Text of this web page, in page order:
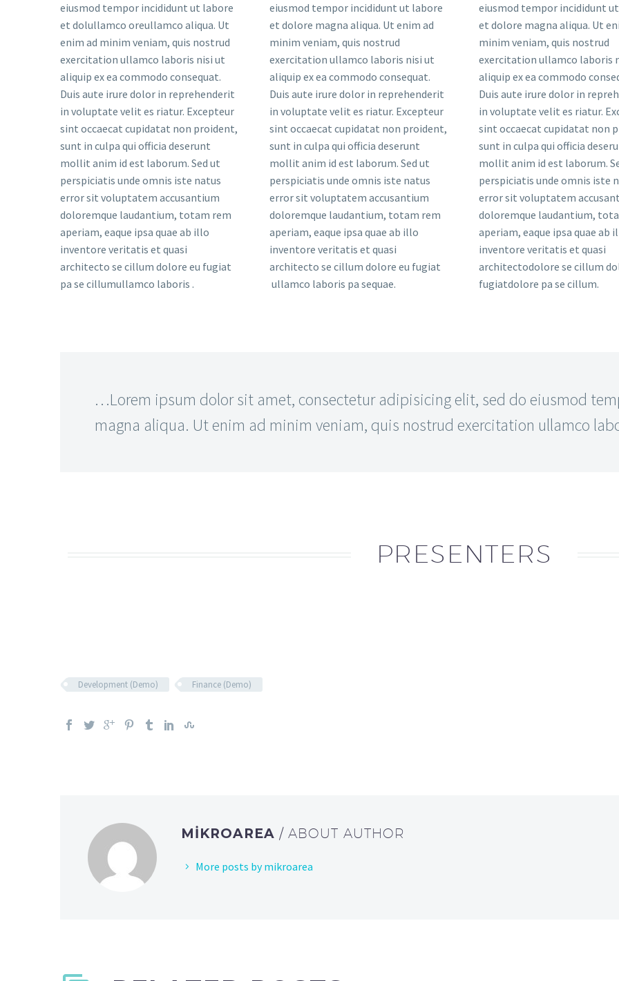
eiusmod tempor incididunt ut labore
et dolullamco oreullamco aliqua. Ut
enim ad minim veniam, quis nostrud
exercitation ullamco laboris nisi ut
aliquip ex ea commodo consequat.
Duis aute irure dolor in reprehenderit
in voluptate velit es riatur. Excepteur
sint occaecat cupidatat non proident,
sunt in culpa qui officia deserunt
mollit anim id est laborum. Sed ut
perspiciatis unde omnis iste natus
error sit voluptatem accusantium
doloremque laudantium, totam rem
aperiam, eaque ipsa quae ab illo
inventore veritatis et quasi
architecto se cillum dolore eu fugiat
pa se cillumullamco laboris .
eiusmod tempor incididunt ut labore
et dolore magna aliqua. Ut enim ad
minim veniam, quis nostrud
exercitation ullamco laboris nisi ut
aliquip ex ea commodo consequat.
Duis aute irure dolor in reprehenderit
in voluptate velit es riatur. Excepteur
sint occaecat cupidatat non proident,
sunt in culpa qui officia deserunt
mollit anim id est laborum. Sed ut
perspiciatis unde omnis iste natus
error sit voluptatem accusantium
doloremque laudantium, totam rem
aperiam, eaque ipsa quae ab illo
inventore veritatis et quasi
architecto se cillum dolore eu fugiat
ullamco laboris pa sequae.
eiusmod tempor incididunt
et dolore magna aliqua. Ut
minim veniam, quis nostrud
exercitation ullamco laboris
aliquip ex ea commodo
Duis aute irure dolor in
in voluptate velit es riatur.
sint occaecat cupidatat non
sunt in culpa qui officia
mollit anim id est laborum.
perspiciatis unde omnis iste
error sit voluptatem
doloremque laudantium,
aperiam, eaque ipsa quae ab
inventore veritatis et quasi
architectodolore se cillum
fugiatdolore pa se cillum.
…Lorem ipsum dolor sit amet, consectetur adipisicing elit, sed do eiusmod
magna aliqua. Ut enim ad minim veniam, quis nostrud exercitation ullamco
PRESENTERS
Development (Demo) Finance (Demo)
MIKROAREA / ABOUT AUTHOR
More posts by mikroarea